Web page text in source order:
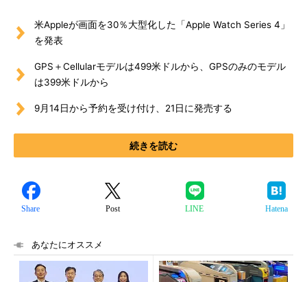
米Appleが画面を30％大型化した「Apple Watch Series 4」
を発表
GPS＋Cellularモデルは499米ドルから、GPSのみのモデル
は399米ドルから
9月14日から予約を受け付け、21日に発売する
続きを読む
Share Post LINE Hatena
あなたにオススメ